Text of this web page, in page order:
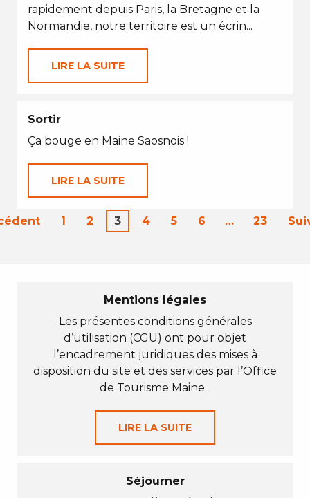
rapidement depuis Paris, la Bretagne et la
Normandie, notre territoire est un écrin...
LIRE LA SUITE
Sortir
Ça bouge en Maine Saosnois !
LIRE LA SUITE
1 2 3 4 5 6 … 23
Mentions légales
Les présentes conditions générales
d’utilisation (CGU) ont pour objet
l’encadrement juridiques des mises à
disposition du site et des services par l’Office
de Tourisme Maine...
LIRE LA SUITE
Séjourner